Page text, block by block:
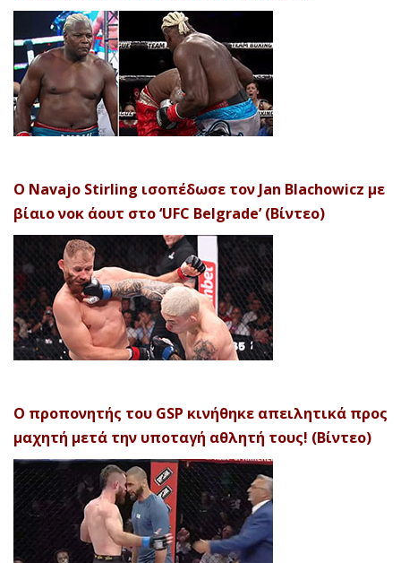
Ο Navajo Stirling ισοπέδωσε τον Jan Blachowicz με
βίαιο νοκ άουτ στο ‘UFC Belgrade’ (Βίντεο)
Ο προπονητής του GSP κινήθηκε απειλητικά προς
μαχητή μετά την υποταγή αθλητή τους! (Βίντεο)